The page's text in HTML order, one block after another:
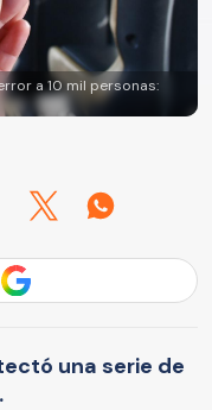
a 10 mil personas:
una serie de